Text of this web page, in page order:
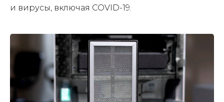
и вирусы, включая COVID-19.
нам важно ваше мнение.